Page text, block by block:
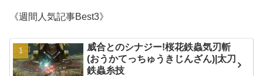
《週間人気記事Best3》
威合とのシナジー!桜花鉄蟲気刃斬
(おうかてっちゅうきじんざん)|太刀
鉄蟲糸技